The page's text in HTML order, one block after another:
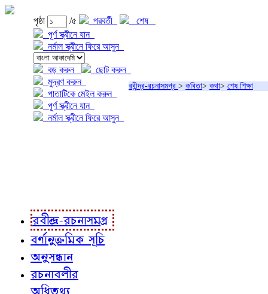
পৃষ্ঠা /৫ পরবর্তী
শেষ
পূর্ণ স্ক্রীনে যান
নর্মাল স্ক্রীনে ফিরে আসুন
বড় করুন
ছোট করুন
মুদ্রণ করুন
পাতাটিকে মেইল করুন
পূর্ণ স্ক্রীনে যান
নর্মাল স্ক্রীনে ফিরে আসুন
রবীন্দ্র-রচনাসমগ্র > কবিতা> কথা> শেষ শিক্ষা
রবীন্দ্র-রচনাসমগ্র
বর্ণানুক্রমিক সূচি
অনুসন্ধান
রচনাবলীর
অধিতথ্য